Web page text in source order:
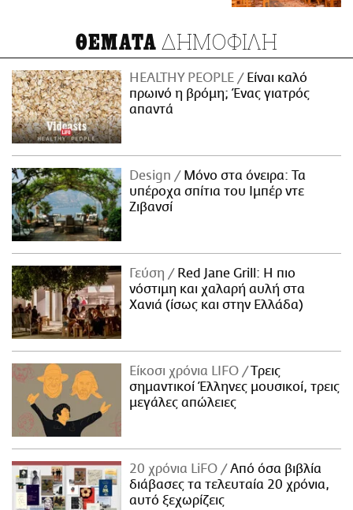
ΘΕΜΑΤΑ ΔΗΜΟΦΙΛΗ
HEALTHY PEOPLE
Είναι καλό
πρωινό η βρόμη; Ένας γιατρός
απαντά
Design
Μόνο στα όνειρα: Τα
υπέροχα σπίτια του Ιμπέρ ντε
Ζιβανσί
Γεύση
Red Jane Grill: Η πιο
νόστιμη και χαλαρή αυλή στα
Χανιά (ίσως και στην Ελλάδα)
Είκοσι χρόνια LIFO
Tρεις
σημαντικοί Έλληνες μουσικοί, τρεις
μεγάλες απώλειες
20 χρόνια LiFO
Από όσα βιβλία
διάβασες τα τελευταία 20 χρόνια,
αυτό ξεχωρίζεις